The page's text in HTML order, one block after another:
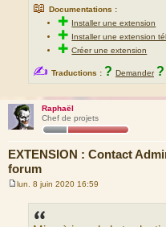
📖 Documentations :
✚ Installer une extension
✚ Installer une extension
✚Créer une extension
✍ Traductions : ? Demander ?
Raphaël
Chef de projets
EXTENSION : Contact
forum
lun. 8 juin 2020 16:59